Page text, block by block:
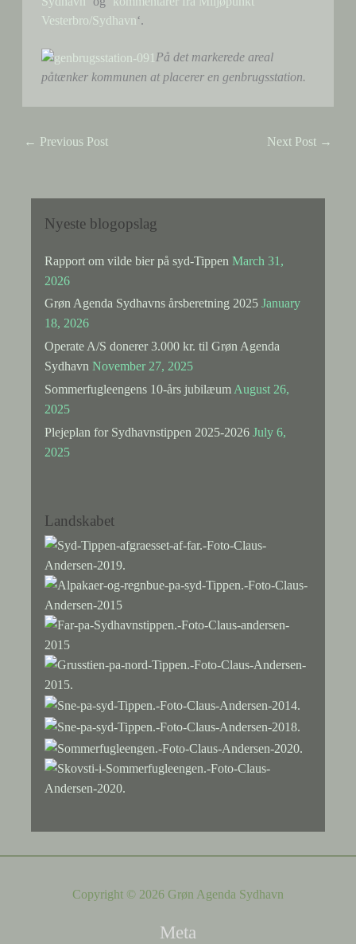
Vesterbro/Sydhavn‘.
På det markerede areal
påtænker kommunen at placerer en genbrugsstation.
← Previous Post Next Post →
Nyeste blogopslag
Rapport om vilde bier på syd-Tippen March 31,
2026
Grøn Agenda Sydhavns årsberetning 2025 January
18, 2026
Operate A/S donerer 3.000 kr. til Grøn Agenda
Sydhavn November 27, 2025
Sommerfugleengens 10-års jubilæum August 26,
2025
Plejeplan for Sydhavnstippen 2025-2026 July 6,
2025
Landskabet
Copyright © 2026 Grøn Agenda Sydhavn
Meta